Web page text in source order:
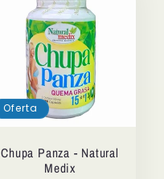
Oferta
Chupa Panza - Natural
Medix